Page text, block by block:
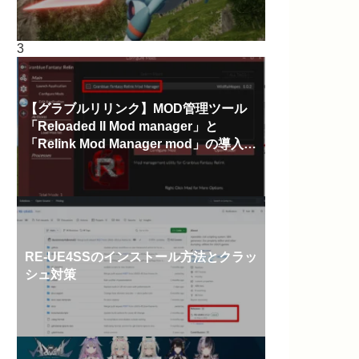
【グラブルリリンク】MOD管理ツール
「Reloaded II Mod manager」と
「Relink Mod Manager mod」の導入方
法
RE-UE4SSのインストール方法とクラッ
シュ対策